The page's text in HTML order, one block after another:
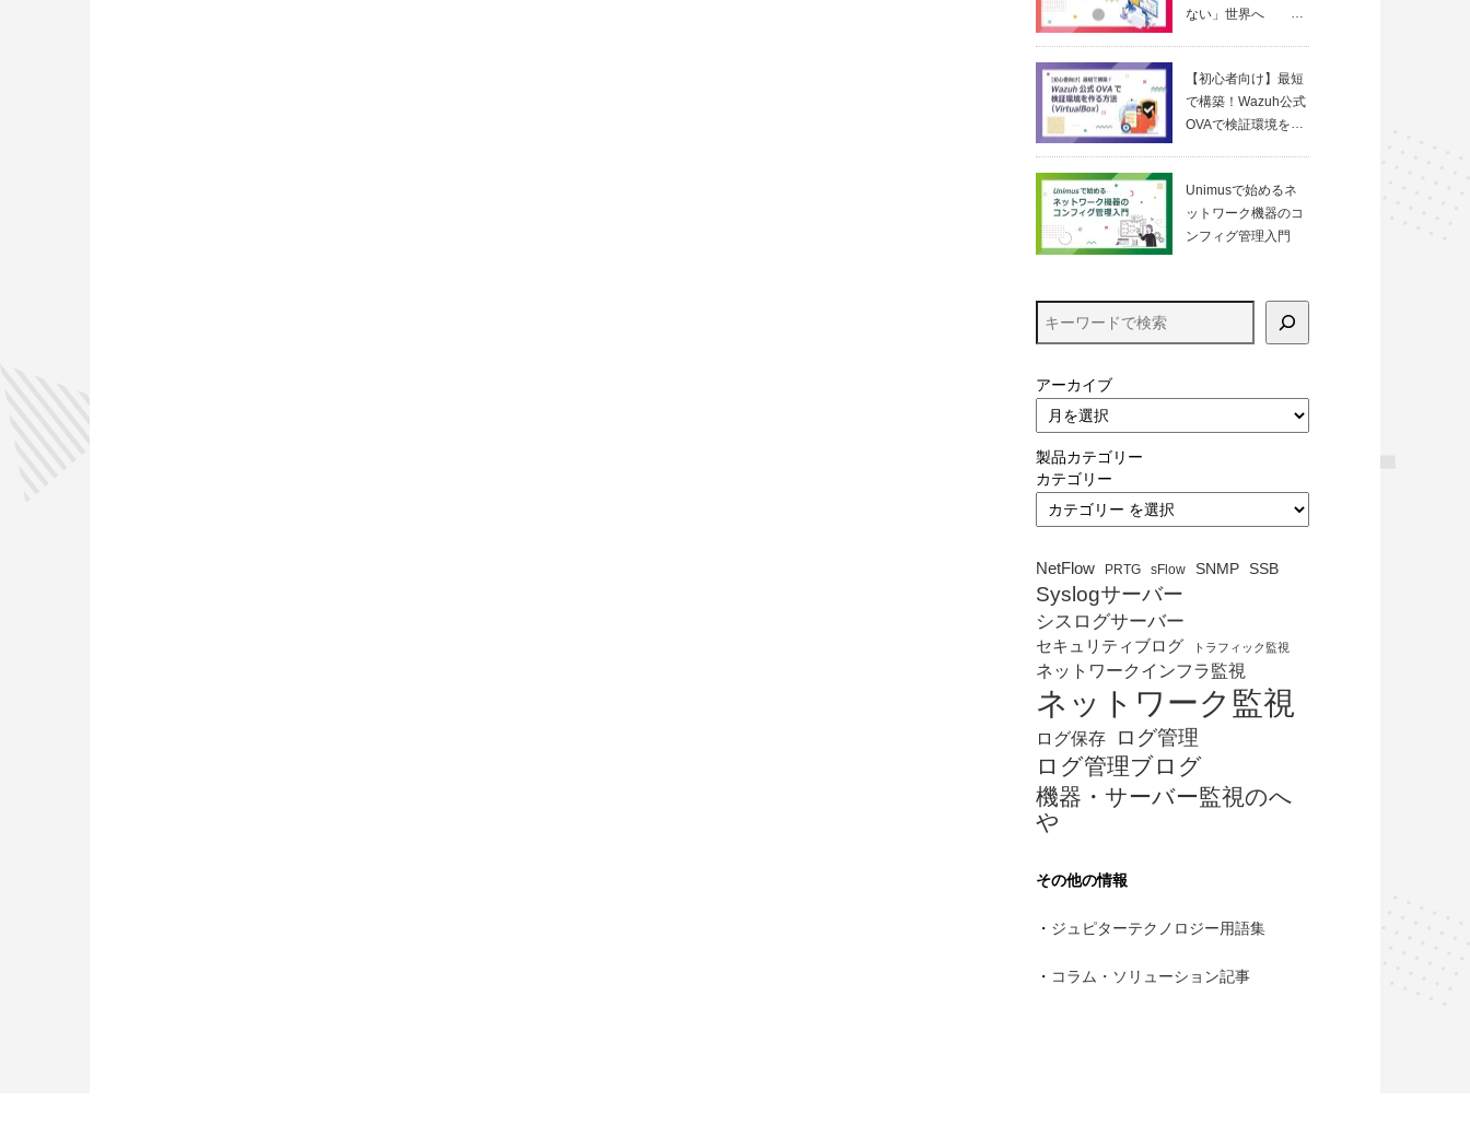
ない」世界へ
ールとゼロトラスト
の考え方
【初心者向け】最短
で構築！Wazuh公式
OVAで検証環境を作
Unimusで始めるネ
ットワーク機器のコ
ンフィグ管理入門
アーカイブ
製品カテゴリー
カテゴリー
NetFlow PRTG sFlow SNMP SSB
Syslogサーバー
シスログサーバー
セキュリティブログ トラフィック監視
ネットワークインフラ監視
ネットワーク監視
ログ保存 ログ管理
ログ管理ブログ
機器・サーバー監視のへ
や
その他の情報
・ ジュピターテクノロジー用語集
・ コラム・ソリューション記事